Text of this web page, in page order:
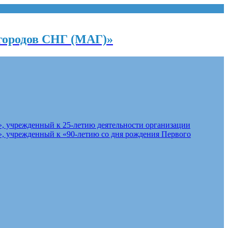
СНГ (МАГ)»
к 25-летию деятельности организации
к «90-летию со дня рождения Первого